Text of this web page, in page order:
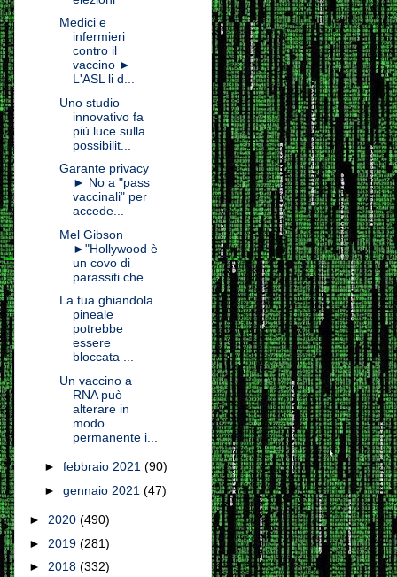
Medici e
infermieri
contro il
vaccino ►
L'ASL li d...
Uno studio
innovativo fa
più luce sulla
possibilit...
Garante privacy
► No a "pass
vaccinali" per
accede...
Mel Gibson
►"Hollywood è
un covo di
parassiti che ...
La tua ghiandola
pineale
potrebbe
essere
bloccata ...
Un vaccino a
RNA può
alterare in
modo
permanente i...
► febbraio 2021 (90)
► gennaio 2021 (47)
► 2020 (490)
► 2019 (281)
► 2018 (332)